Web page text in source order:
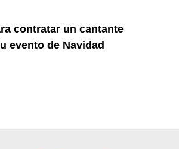
contratar un cantante
evento de Navidad